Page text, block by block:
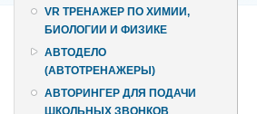
VR ТРЕНАЖЕР ПО ХИМИИ,
БИОЛОГИИ И ФИЗИКЕ
АВТОДЕЛО
(АВТОТРЕНАЖЕРЫ)
АВТОРИНГЕР ДЛЯ ПОДАЧИ